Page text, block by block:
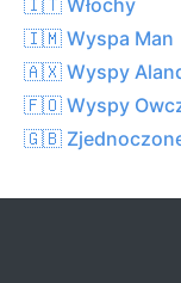
🇮🇲 Wyspa Man
🇦🇽 Wyspy
🇫🇴 Wyspy
🇬🇧